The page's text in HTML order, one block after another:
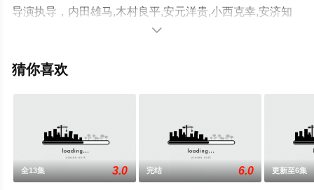
导演执导，内田雄马,木村良平,安元洋贵,小西克幸,安济知
佳,内田真礼,行成桃姬,阿澄佳奈,山根绮,江口拓也,榎木淳弥,
水树奈奈,市道真央,大原沙耶香,濑户麻沙美,洲崎绫等演员

猜你喜欢
全13集 3.0 完结 6.0 更新至6集